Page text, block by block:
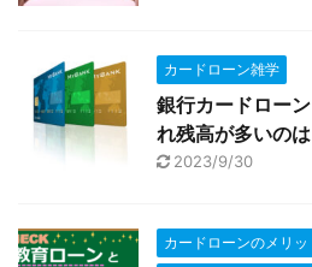
カードローン雑学
銀行カードロー
れ残高が多いの
2023/9/30
カードローンのメリッ